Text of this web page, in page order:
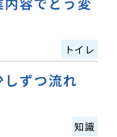
トイレ
ずつ流れ
知識